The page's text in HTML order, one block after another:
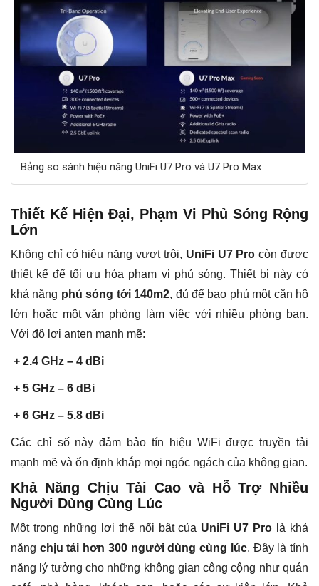
Bảng so sánh hiệu năng UniFi U7 Pro và U7 Pro Max
Thiết Kế Hiện Đại, Phạm Vi Phủ Sóng Rộng
Lớn
Không chỉ có hiệu năng vượt trội, UniFi U7 Pro còn được
thiết kế để tối ưu hóa phạm vi phủ sóng. Thiết bị này có
khả năng phủ sóng tới 140m2, đủ để bao phủ một căn hộ
lớn hoặc một văn phòng làm việc với nhiều phòng ban.
Với độ lợi anten mạnh mẽ:
+ 2.4 GHz – 4 dBi
+ 5 GHz – 6 dBi
+ 6 GHz – 5.8 dBi
Các chỉ số này đảm bảo tín hiệu WiFi được truyền tải
mạnh mẽ và ổn định khắp mọi ngóc ngách của không gian.
Khả Năng Chịu Tải Cao và Hỗ Trợ Nhiều
Người Dùng Cùng Lúc
Một trong những lợi thế nổi bật của UniFi U7 Pro là khả
năng chịu tải hơn 300 người dùng cùng lúc. Đây là tính
năng lý tưởng cho những không gian công cộng như quán